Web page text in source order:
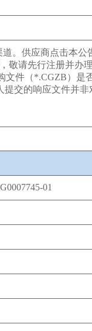
道。供应商点击本公
敬请先行注册并办
文件（*.CGZB）是
交的响应文件并非
01